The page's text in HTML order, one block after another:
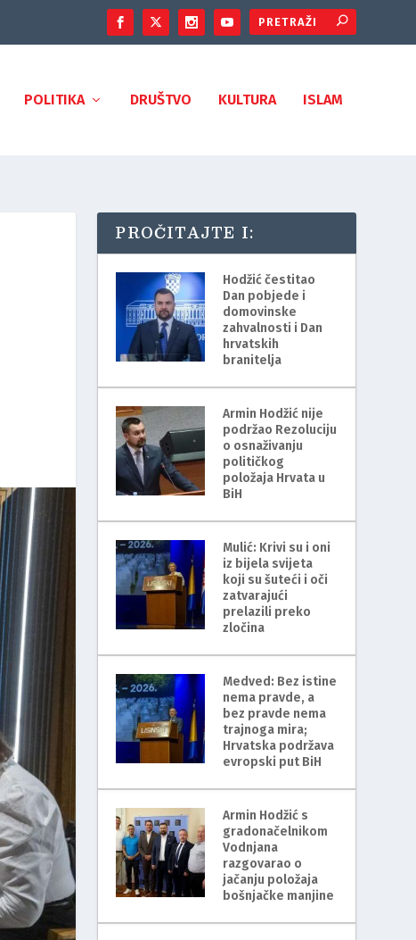
POLITIKA DRUŠTVO KULTURA ISLAM
PROČITAJTE I:
Hodžić čestitao
Dan pobjede i
domovinske
zahvalnosti i Dan
hrvatskih
branitelja
Armin Hodžić nije
podržao Rezoluciju
o osnaživanju
političkog
položaja Hrvata u
BiH
Mulić: Krivi su i oni
iz bijela svijeta
koji su šuteći i oči
zatvarajući
prelazili preko
zločina
Medved: Bez istine
nema pravde, a
bez pravde nema
trajnoga mira;
Hrvatska podržava
evropski put BiH
Armin Hodžić s
gradonačelnikom
Vodnjana
razgovarao o
jačanju položaja
bošnjačke manjine